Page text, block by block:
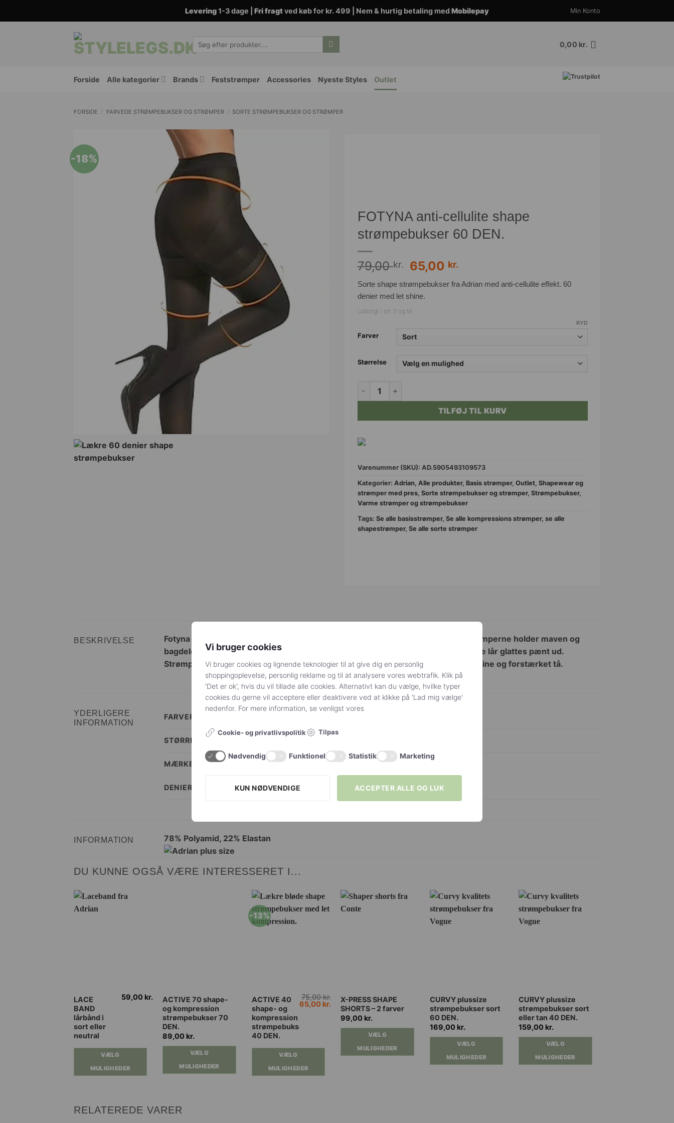
Levering1-3 dage | Fri fragtved køb for kr. 499 | Nem & hurtig betaling medMobilepay Min Konto
efter:
0,00 kr.
Forside Alle kategorier Brands Feststrømper Accessories Nyeste Styles Outlet
FORSIDE / FARVEDE STRØMPEBUKSER OG STRØMPER / SORTE STRØMPEBUKSER OG STRØMPER
-18%
FOTYNA anti-cellulite shape
strømpebukser 60 DEN.
79,00kr.
Den
oprindelige
pris
var:
79,00 kr..
65,00 kr.Den
aktuelle
pris
Sorte shape strømpebukser fra Adrian med anti-cellulite effekt. 60
denier med let shine.
Udsolgt i str. S og M.
Farver
Størrelse
RYD
FOTYNA anti-cellulite shape strømpebukser 60 DEN. antal
TILFØJ TIL KURV
Varenummer (SKU): AD.5905493109573
Kategorier: Adrian, Alle produkter, Basis strømper, Outlet, Shapewear og
strømper med pres, Sorte strømpebukser og strømper, Strømpebukser,
Varme strømper og strømpebukser
Tags: Se alle basisstrømper, Se alle kompressions strømper, se alle
shapestrømper, Se alle sorte strømper
BESKRIVELSE
Fotyna er et par lækre bløde shape strømpebukser med anti-cellulite effekt. Strømperne holder maven og
bagdelen på plads samtidig med at de har forstærkning i lårene, hvilket gør at dine lår glattes pænt ud.
Strømperne er i 60 denier og dermed velegnet til de lidt køligere dage. Met let shine og forstærket tå.
YDERLIGERE
INFORMATION
FARVER
STØRRELSE
MÆRKE
DENIER Denier 60
INFORMATION 78% Polyamid, 22% Elastan
DU KUNNE OGSÅ VÆRE INTERESSERET I...
LACE
BAND
lårbånd i
sort eller
neutral
59,00 kr.
VÆLG
MULIGHEDER
Dette
vare
har
flere
Mulighederne
ACTIVE 70 shape-
og kompression
strømpebukser 70
DEN.
89,00 kr.
VÆLG
MULIGHEDER
Dette
vare
har
flere
varianter.
Mulighederne
-13%
ACTIVE 40
shape- og
kompression
strømpebukser
40 DEN.
75,00kr.
Den
oprindelige
75,00 kr..
65,00 kr. Den
aktuelle
pris
VÆLG
MULIGHEDER
Dette
vare
har
flere
Mulighederne
X-PRESS SHAPE
SHORTS – 2 farver
99,00 kr.
VÆLG
MULIGHEDER
Dette
vare
har
varianter.
Mulighederne
CURVY plussize
strømpebukser sort
60 DEN.
169,00 kr.
VÆLG
MULIGHEDER
Dette
vare
har
flere
varianter.
Mulighederne
CURVY plussize
strømpebukser sort
eller tan 40 DEN.
159,00 kr.
VÆLG
MULIGHEDER
Dette
vare
har
flere
varianter.
Mulighederne
RELATEREDE VARER
Vi bruger cookies
Vi bruger cookies og lignende teknologier til at give dig en personlig
shoppingoplevelse, personlig reklame og til at analysere vores webtrafik. Klik på
'Det er ok', hvis du vil tillade alle cookies. Alternativt kan du vælge, hvilke typer
cookies du gerne vil acceptere eller deaktivere ved at klikke på 'Lad mig vælge'
nedenfor. For mere information, se venligst vores
Cookie- og privatlivspolitik Tilpas
Nødvendig Funktionel Statistik Marketing
KUN NØDVENDIGE ACCEPTER ALLE OG LUK